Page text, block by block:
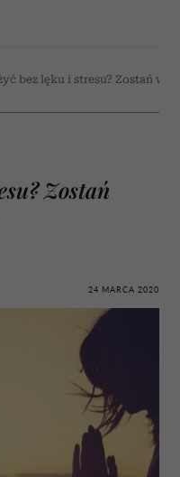
bez lęku i stresu? Zostań
Zostań
24 MARCA 2020